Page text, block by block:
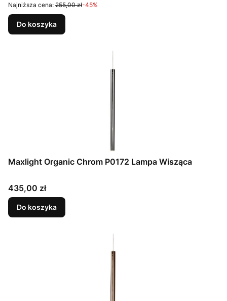
Najniższa cena: 255,00 zł-45%
Do koszyka
Maxlight Organic Chrom P0172 Lampa Wisząca
Cena
435,00 zł
Do koszyka